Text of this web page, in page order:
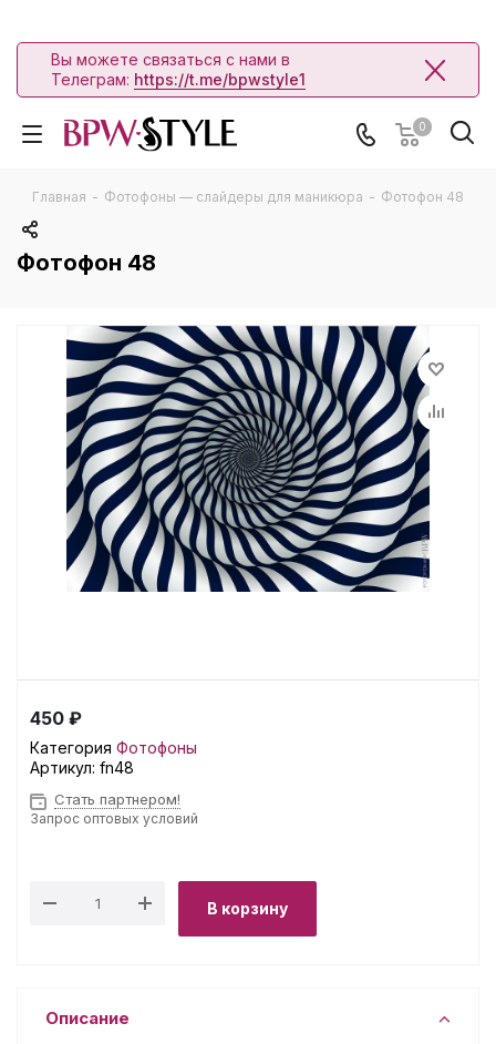
Вы можете связаться с нами в
Телеграм: https://t.me/bpwstyle1
0
Главная - Фотофоны — слайдеры для маникюра - Фотофон 48
Фотофон 48
450 ₽
Категория Фотофоны
Артикул: fn48
Стать партнером!
Запрос оптовых условий
В корзину
Описание